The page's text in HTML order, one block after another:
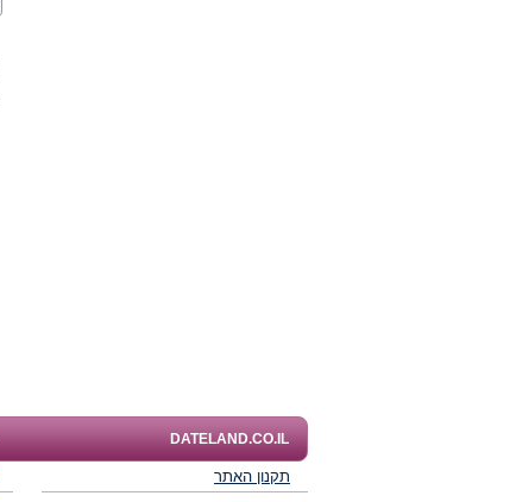
DATELAND.CO.IL
תקנון האתר